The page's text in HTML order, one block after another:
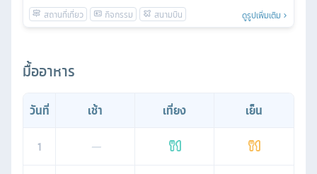
ดูรูปเพิ่มเติม
มื้ออาหาร
วันที่ เช้า เที่ยง
เย็น
1
—